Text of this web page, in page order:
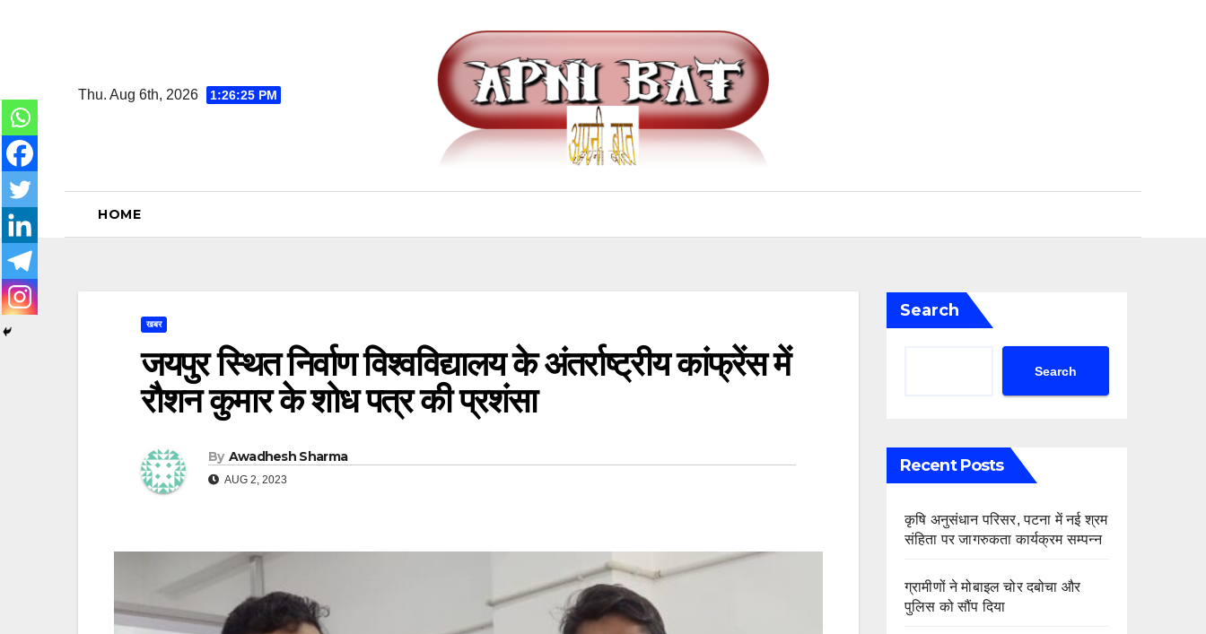
Thu. Aug 6th, 2026
1:26:26 PM
HOME
खबर
जयपुर स्थित निर्वाण विश्वविद्यालय के अंतर्राष्ट्रीय कांफ्रेंस में
रौशन कुमार के शोध पत्र की प्रशंसा
By Awadhesh Sharma
AUG 2, 2023
Search
Search
Recent Posts
कृषि अनुसंधान परिसर, पटना में नई श्रम
संहिता पर जागरुकता कार्यक्रम सम्पन्न
ग्रामीणों ने मोबाइल चोर दबोचा और
पुलिस को सौंप दिया